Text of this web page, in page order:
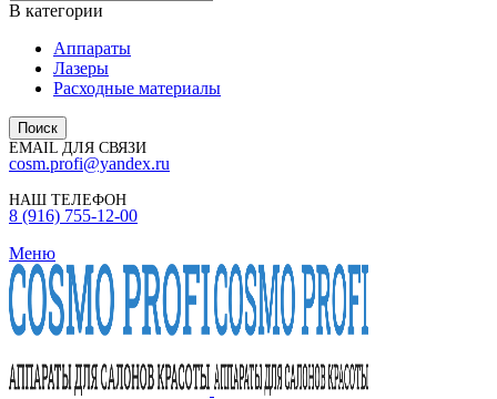
В категории
Аппараты
Лазеры
Расходные материалы
Поиск
EMAIL ДЛЯ СВЯЗИ
cosm.profi@yandex.ru
НАШ ТЕЛЕФОН
8 (916) 755-12-00
Меню